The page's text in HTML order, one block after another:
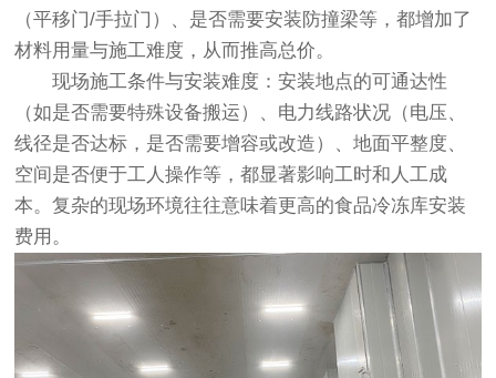
（平移门/手拉门）、是否需要安装防撞梁等，都增加了
材料用量与施工难度，从而推高总价。
现场施工条件与安装难度：安装地点的可通达性
（如是否需要特殊设备搬运）、电力线路状况（电压、
线径是否达标，是否需要增容或改造）、地面平整度、
空间是否便于工人操作等，都显著影响工时和人工成
本。复杂的现场环境往往意味着更高的食品冷冻库安装
费用。